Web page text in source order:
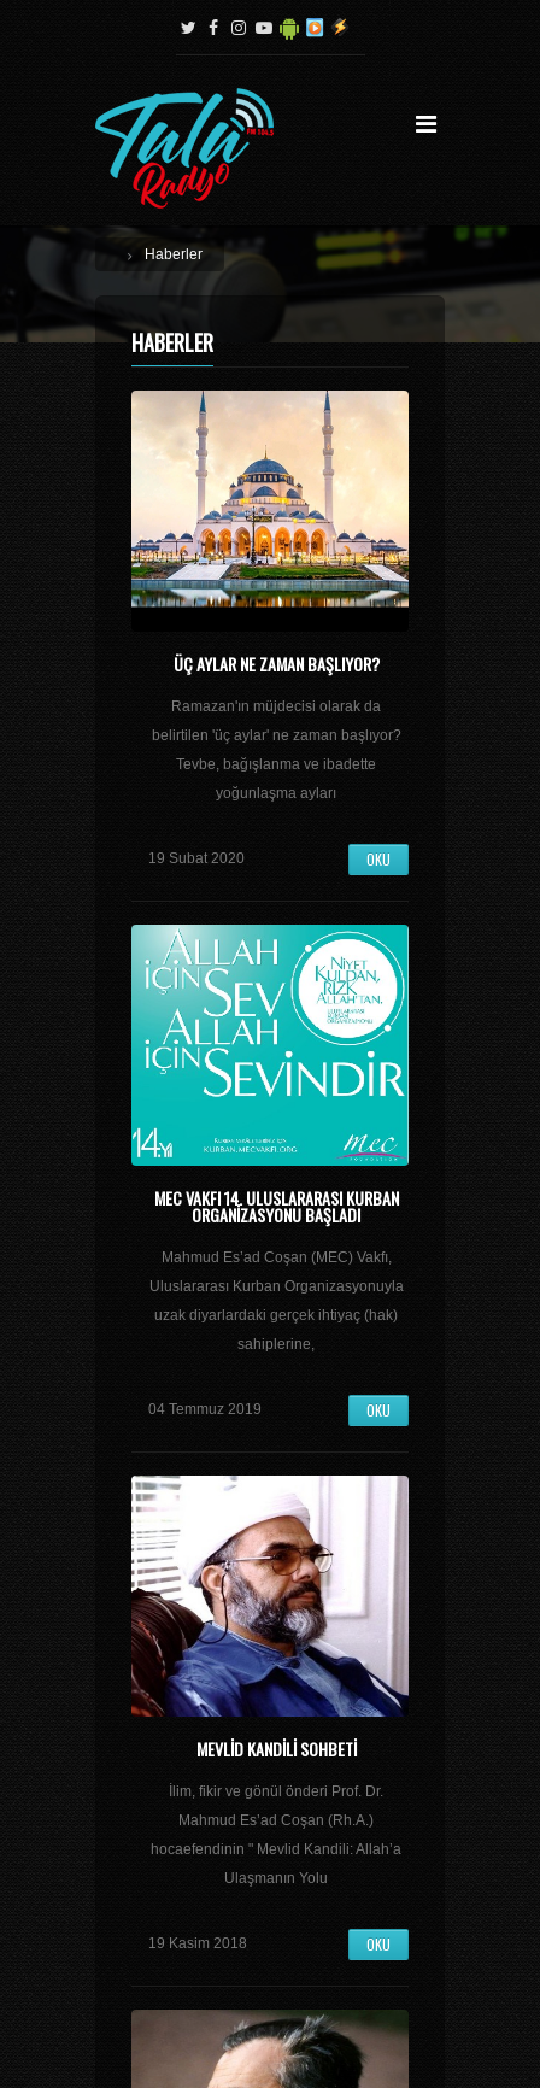
Haberler
HABERLER
ÜÇ AYLAR NE ZAMAN BAŞLIYOR?
Ramazan'ın müjdecisi olarak da
belirtilen 'üç aylar' ne zaman başlıyor?
Tevbe, bağışlanma ve ibadette
yoğunlaşma ayları
19 Subat 2020 OKU
MEC VAKFI 14. ULUSLARARASI KURBAN
ORGANIZASYONU BAŞLADI
Mahmud Es’ad Coşan (MEC) Vakfı,
Uluslararası Kurban Organizasyonuyla
uzak diyarlardaki gerçek ihtiyaç (hak)
sahiplerine,
04 Temmuz 2019 OKU
MEVLID KANDILI SOHBETI
İlim, fikir ve gönül önderi Prof. Dr.
Mahmud Es’ad Coşan (Rh.A.)
hocaefendinin " Mevlid Kandili: Allah’a
Ulaşmanın Yolu
19 Kasim 2018 OKU